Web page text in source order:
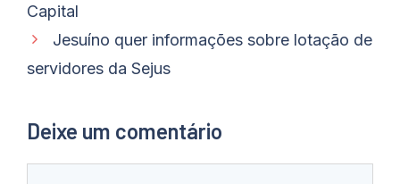
Capital
Jesuíno quer informações sobre lotação de
servidores da Sejus
Deixe um comentário